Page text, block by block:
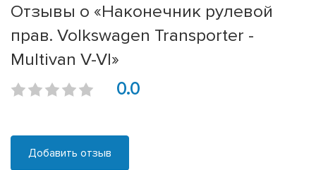
Отзывы о «Наконечник рулевой
прав. Volkswagen Transporter -
Multivan V-VI»
0.0
Добавить отзыв